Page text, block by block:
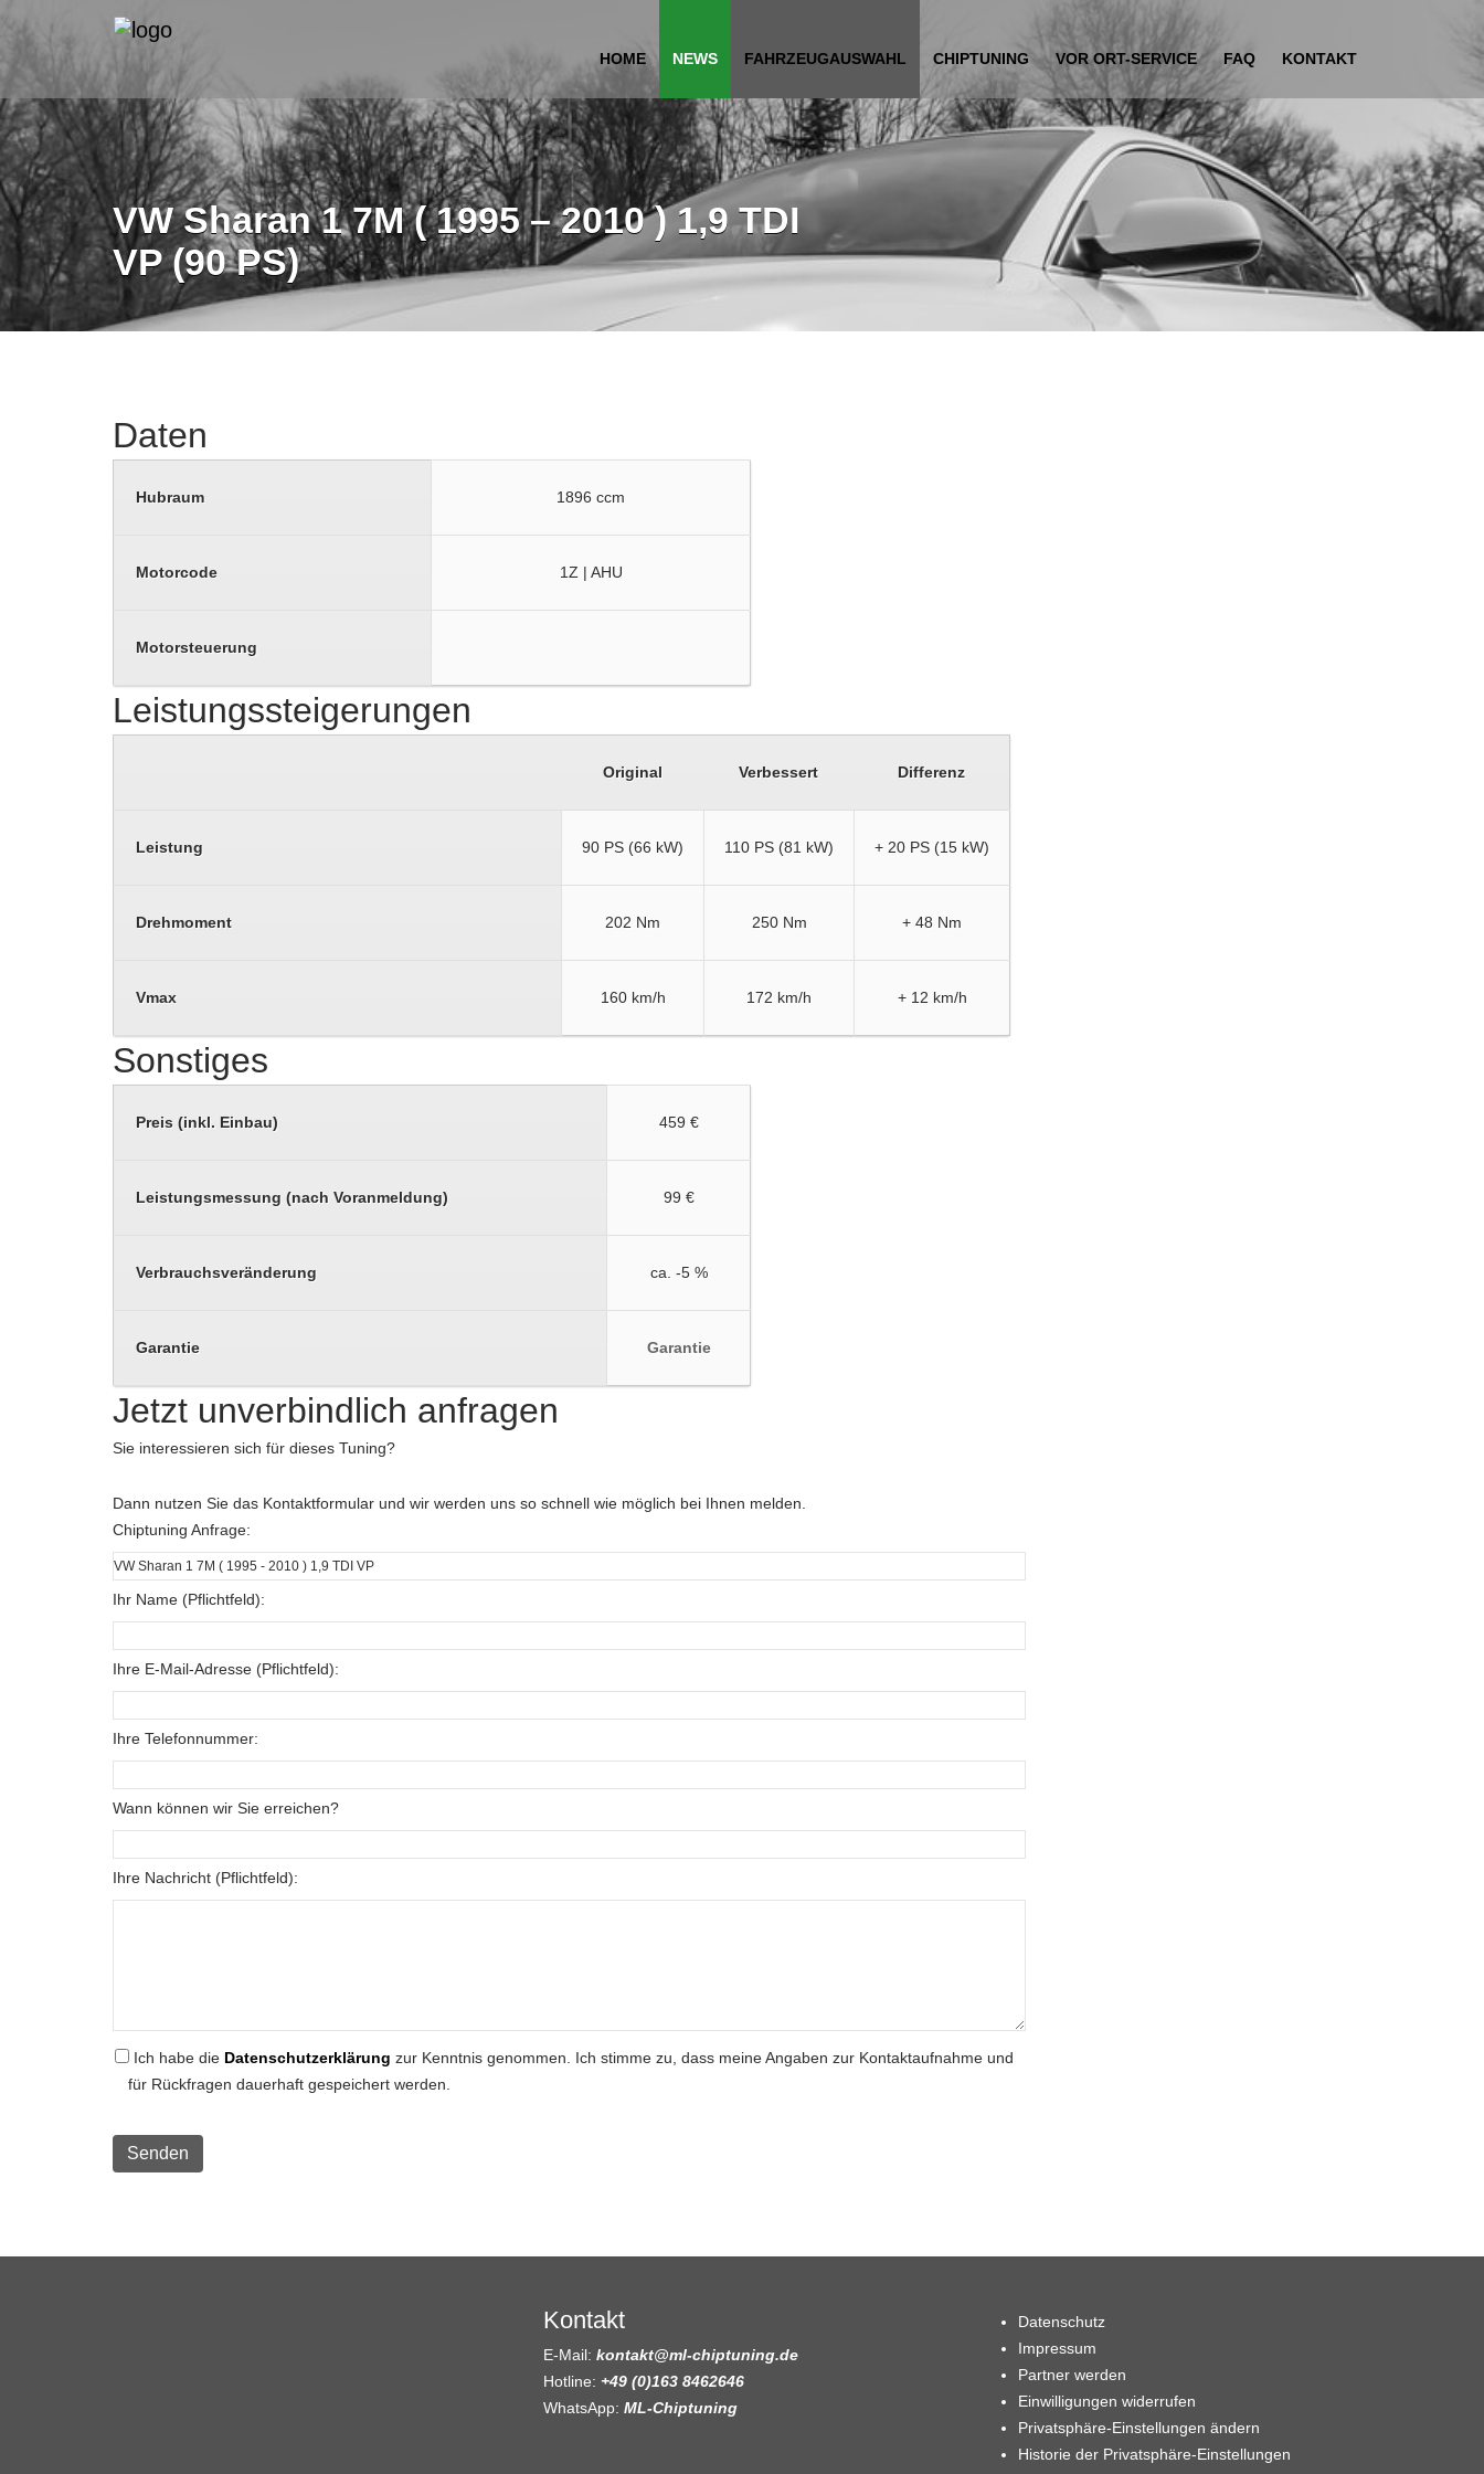
HOME NEWS FAHRZEUGAUSWAHL CHIPTUNING VOR ORT-SERVICE FAQ KONTAKT
VW Sharan 1 7M ( 1995 – 2010 ) 1,9 TDI
VP (90 PS)
Daten
Hubraum 1896 ccm
Motorcode 1Z | AHU
Motorsteuerung
Leistungssteigerungen
Original Verbessert Differenz
Leistung 90 PS (66 kW) 110 PS (81 kW) + 20 PS (15 kW)
Drehmoment 202 Nm 250 Nm + 48 Nm
Vmax 160 km/h 172 km/h + 12 km/h
Sonstiges
Preis (inkl. Einbau) 459 €
Leistungsmessung (nach Voranmeldung) 99 €
Verbrauchsveränderung ca. -5 %
Garantie Garantie
Jetzt unverbindlich anfragen
Sie interessieren sich für dieses Tuning?
Dann nutzen Sie das Kontaktformular und wir werden uns so schnell wie möglich bei Ihnen melden.
Chiptuning Anfrage:
Ihr Name (Pflichtfeld):
Ihre E-Mail-Adresse (Pflichtfeld):
Ihre Telefonnummer:
Wann können wir Sie erreichen?
Ihre Nachricht (Pflichtfeld):
Ich habe die Datenschutzerklärung zur Kenntnis genommen. Ich stimme zu, dass meine Angaben zur Kontaktaufnahme und
für Rückfragen dauerhaft gespeichert werden.
Kontakt
E-Mail: kontakt@ml-chiptuning.de
Hotline: +49 (0)163 8462646
WhatsApp: ML-Chiptuning
Datenschutz
Impressum
Partner werden
Einwilligungen widerrufen
Privatsphäre-Einstellungen ändern
Historie der Privatsphäre-Einstellungen